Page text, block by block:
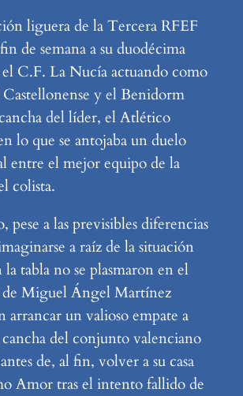
liguera de la Tercera RFEF
de semana a su duodécima
C.F. La Nucía actuando como
y el Benidorm
del líder, el Atlético
lo que se antojaba un duelo
entre el mejor equipo de la
colista.
pese a las previsibles diferencias
a raíz de la situación
la tabla no se plasmaron en el
de Miguel Ángel Martínez
arrancar un valioso empate a
del conjunto valenciano
de, al fin, volver a su casa
Amor tras el intento fallido de